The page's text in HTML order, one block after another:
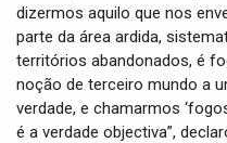
dizermos aquilo que nos
parte da área ardida,
territórios abandonados, é
noção de terceiro mundo a
verdade, e chamarmos
é a verdade objectiva”,